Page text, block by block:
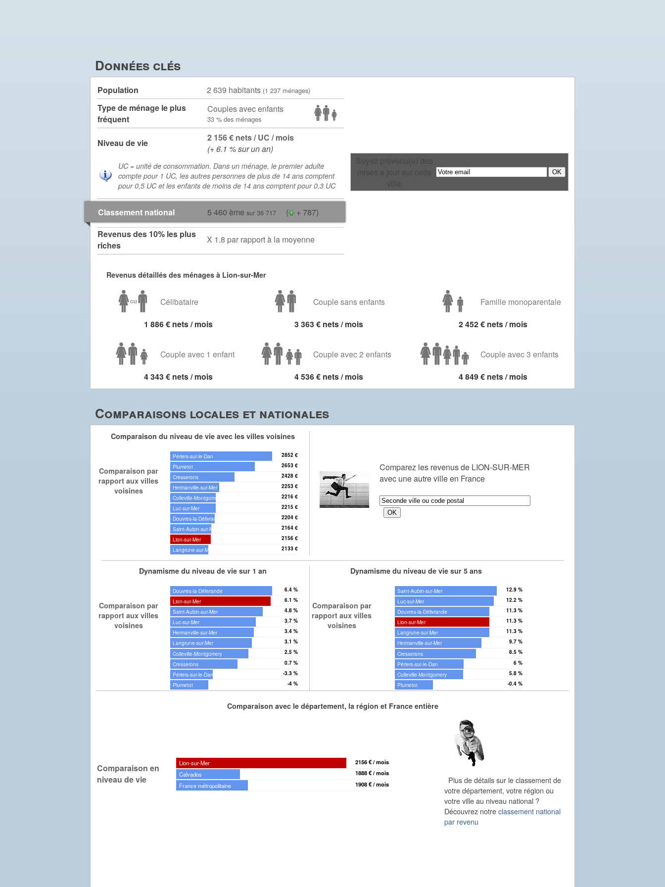
Données clés
Population 2 639 habitants (1 237 ménages)
Type de ménage le plus
fréquent
Couples avec enfants
33 % des ménages
Niveau de vie
2 156 € nets / UC / mois
(+ 6.1 % sur un an)
UC = unité de consommation. Dans un ménage, le premier adulte
compte pour 1 UC, les autres personnes de plus de 14 ans comptent
pour 0,5 UC et les enfants de moins de 14 ans comptent pour 0,3 UC
Classement national 5 460 ème sur 36 717 (
+ 787)
Revenus des 10% les plus
riches
X 1.8 par rapport à la moyenne
Revenus détaillés des ménages à Lion-sur-Mer
Célibataire Couple sans enfants Famille monoparentale
1 886 € nets / mois 3 363 € nets / mois 2 452 € nets / mois
Couple avec 1 enfant Couple avec 2 enfants Couple avec 3 enfants
4 343 € nets / mois 4 536 € nets / mois 4 849 € nets / mois
Comparaisons locales et nationales
Comparaison du niveau de vie avec les villes voisines
Comparaison par
rapport aux villes
voisines
Périers-sur-le-Dan 2852 €
Plumetot 2653 €
Cresserons 2428 €
Hermanville-sur-Mer 2253 €
Colleville-Montgomery 2216 €
Luc-sur-Mer 2215 €
Douvres-la-Délivrande 2204 €
Saint-Aubin-sur-Mer 2164 €
Lion-sur-Mer 2156 €
Langrune-sur-Mer 2133 €
Comparez les revenus de LION-SUR-MER
avec une autre ville en France
Dynamisme du niveau de vie sur 1 an
Comparaison par
rapport aux villes
voisines
Douvres-la-Délivrande 6.4 %
Lion-sur-Mer 6.1 %
Saint-Aubin-sur-Mer 4.8 %
Luc-sur-Mer 3.7 %
Hermanville-sur-Mer 3.4 %
Langrune-sur-Mer 3.1 %
Colleville-Montgomery 2.5 %
Cresserons 0.7 %
Périers-sur-le-Dan -3.3 %
Plumetot -4 %
Dynamisme du niveau de vie sur 5 ans
Comparaison par
rapport aux villes
voisines
Saint-Aubin-sur-Mer 12.9 %
Luc-sur-Mer 12.2 %
Douvres-la-Délivrande 11.3 %
Lion-sur-Mer 11.3 %
Langrune-sur-Mer 11.3 %
Hermanville-sur-Mer 9.7 %
Cresserons 8.5 %
Périers-sur-le-Dan 6 %
Colleville-Montgomery 5.8 %
Plumetot -0.4 %
Comparaison avec le département, la région et France entière
Comparaison en
niveau de vie
Lion-sur-Mer
2156 € / mois
Calvados
1888 € / mois
France métropolitaine
1908 € / mois
Plus de détails sur le classement de
votre département, votre région ou
votre ville au niveau national ?
Découvrez notreclassement national
par revenu